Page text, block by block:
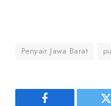
Penyair Jawa Barat